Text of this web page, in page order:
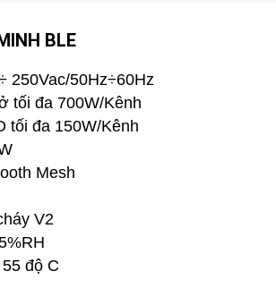
BLE
250Vac/50Hz÷60Hz
tối đa 700W/Kênh
tối đa 150W/Kênh
Mesh
V2
độ C